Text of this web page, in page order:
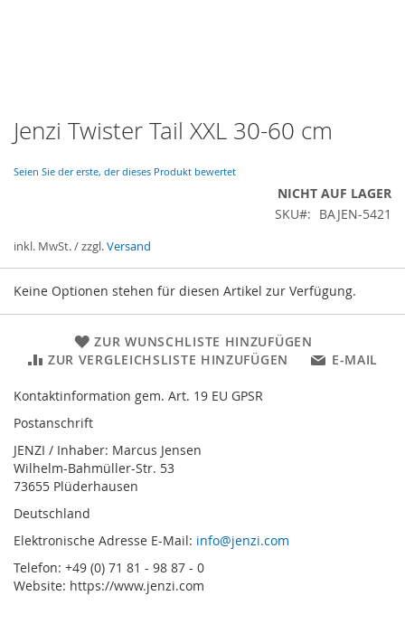
Zum
Anfang
Bildergalerie
Jenzi Twister Tail XXL 30-60 cm
Seien Sie der erste, der dieses Produkt bewertet
NICHT AUF LAGER
SKU
BAJEN-5421
inkl. MwSt. / zzgl.Versand
Produkte
-
Keine Optionen stehen für diesen Artikel zur Verfügung.
ZUR WUNSCHLISTE HINZUFÜGEN
ZUR VERGLEICHSLISTE HINZUFÜGEN
E-MAIL
Kontaktinformation gem. Art. 19 EU GPSR
Postanschrift
JENZI / Inhaber: Marcus Jensen
Wilhelm-Bahmüller-Str. 53
73655 Plüderhausen
Deutschland
Elektronische Adresse E-Mail: info@jenzi.com
Telefon: +49 (0) 71 81 - 98 87 - 0
Website: https://www.jenzi.com